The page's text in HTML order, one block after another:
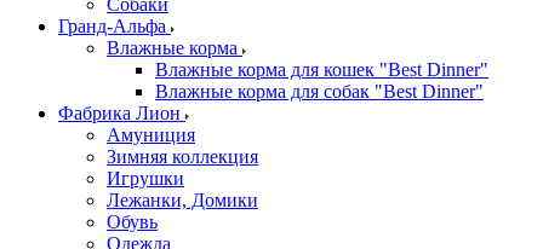
Собаки
Гранд-Альфа
Влажные корма
Влажные корма для кошек "Best Dinner"
Влажные корма для собак "Best Dinner"
Фабрика Лион
Амуниция
Зимняя коллекция
Игрушки
Лежанки, Домики
Обувь
Одежда